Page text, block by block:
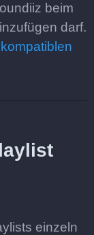
beim
darf.
einzeln